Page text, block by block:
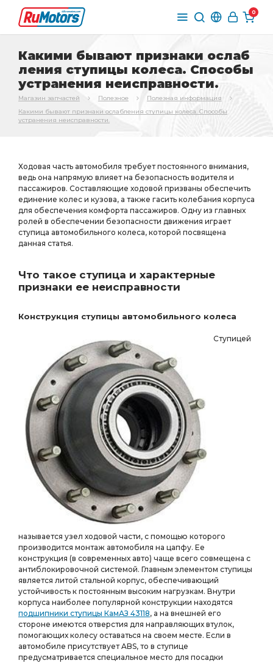
0
Какими бывают признаки ослаб
ления ступицы колеса. Способы
устранения неисправности.
Магазин запчастей Полезное
Полезная информация
Какими бывают признаки ослабления ступицы колеса. Способы
устранения неисправности.
Ходовая часть автомобиля требует постоянного внимания,
ведь она напрямую влияет на безопасность водителя и
пассажиров. Составляющие ходовой призваны обеспечить
единение колес и кузова, а также гасить колебания корпуса
для обеспечения комфорта пассажиров. Одну из главных
ролей в обеспечении безопасности движения играет
ступица автомобильного колеса, которой посвящена
данная статья.
Что такое ступица и характерные
признаки ее неисправности
Конструкция ступицы автомобильного колеса
Ступицей
называется узел ходовой части, с помощью которого
производится монтаж автомобиля на цапфу. Ее
конструкция (в современных авто) чаще всего совмещена с
антиблокировочной системой. Главным элементом ступицы
является литой стальной корпус, обеспечивающий
устойчивость к постоянным высоким нагрузкам. Внутри
корпуса наиболее популярной конструкции находятся
подшипники ступицы КамАЗ 43118, а на внешней его
стороне имеются отверстия для направляющих втулок,
помогающих колесу оставаться на своем месте. Если в
автомобиле присутствует ABS, то в ступице
предусматривается специальное место для посадки